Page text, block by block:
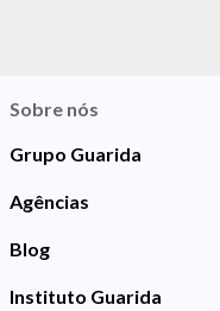
Sobre nós
Grupo Guarida
Agências
Blog
Instituto Guarida